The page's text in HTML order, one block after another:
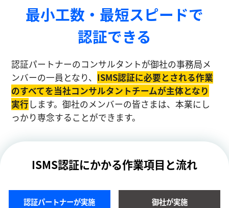
最小工数・最短スピードで
認証できる
認証パートナーのコンサルタントが御社の事務局メ
ンバーの一員となり、 ISMS認証に必要とされる作業
のすべてを当社コンサルタントチームが主体となり
実⾏ します。御社のメンバーの皆さまは、本業にし
っかり専念することができます。
ISMS認証にかかる作業項目と流れ
認証パートナーが実施 御社が実施